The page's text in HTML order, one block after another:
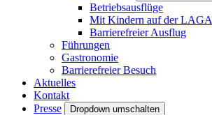
Betriebsausflüge
Mit Kindern auf der LAGA
Barrierefreier Ausflug
Führungen
Gastronomie
Barrierefreier Besuch
Aktuelles
Kontakt
Presse
Dropdown umschalten